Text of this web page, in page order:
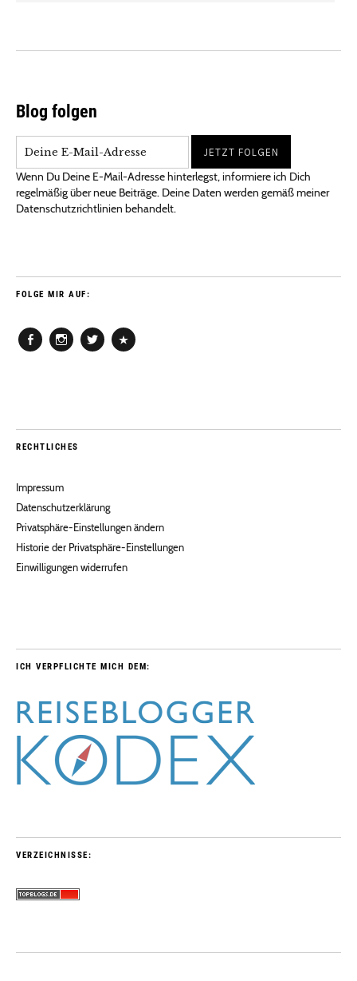
Blog folgen
Wenn Du Deine E-Mail-Adresse hinterlegst, informiere ich Dich
regelmäßig über neue Beiträge. Deine Daten werden gemäß meiner
Datenschutzrichtlinien behandelt.
FOLGE MIR AUF:
RECHTLICHES
Impressum
Datenschutzerklärung
Privatsphäre-Einstellungen ändern
Historie der Privatsphäre-Einstellungen
Einwilligungen widerrufen
ICH VERPFLICHTE MICH DEM:
VERZEICHNISSE: